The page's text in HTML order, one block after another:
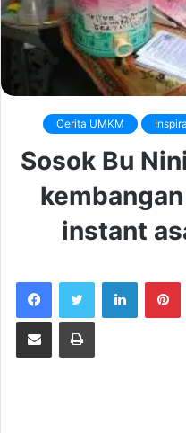
Cerita UMKM
Sosok Bu
instant
LinkedIn
Share via Email Print